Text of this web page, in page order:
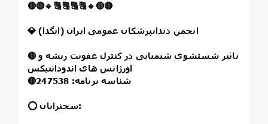
🔴🔴🔹 🔠🔠🔠🔠🔹🔴🔴
💎 انجمن دندانپزشکان عمومی ایران (ایگدا)
🔴 تاثیر شستشوی شیمیایی در کنترل عفونت ریشه و
اورژانس های اندودانتیکس
🔴
شناسه برنامه: 247538
⭕️ سخنرانان: